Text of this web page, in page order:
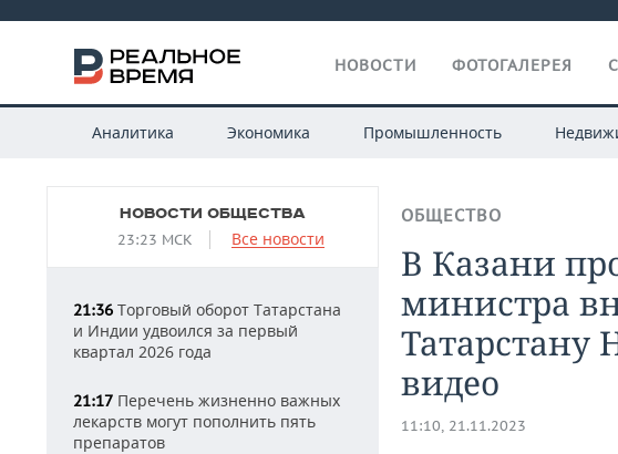
НОВОСТИ ФОТОГАЛЕРЕЯ
Аналитика Экономика Промышленность
НОВОСТИ ОБЩЕСТВА
23:23 МСК Все новости
21:36 Торговый оборот Татарстана
и Индии удвоился за первый
квартал 2026 года
21:17 Перечень жизненно важных
лекарств могут пополнить пять
препаратов
ОБЩЕСТВО
В Казани
министра
Татарстану
видео
11:10, 21.11.2023